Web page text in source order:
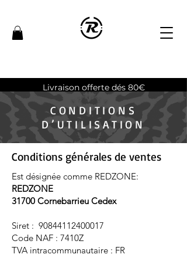
Livraison offerte dés 80€
CONDITIONS
D’UTILISATION
Conditions générales de ventes
Est désignée comme REDZONE:
REDZONE
31700 Cornebarrieu Cedex
Siret : 90844112400017
Code NAF : 7410Z
TVA intracommunautaire : FR